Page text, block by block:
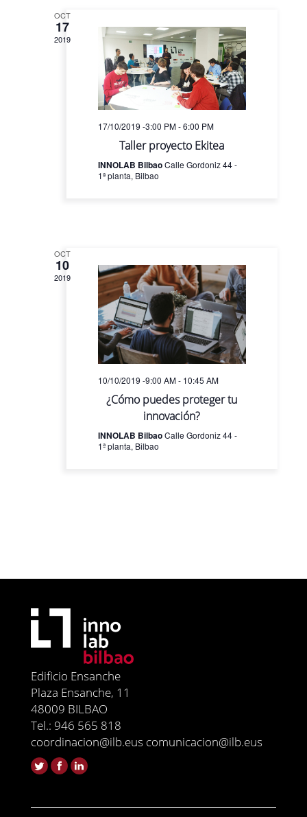
OCT
17
2019
17/10/2019 -3:00 PM-6:00 PM
Taller proyecto Ekitea
INNOLAB BilbaoCalle Gordoniz 44 -
1ª planta, Bilbao
OCT
10
2019
10/10/2019 -9:00 AM- 10:45 AM
¿Cómo puedes proteger tu
innovación?
INNOLAB BilbaoCalle Gordoniz 44 -
1ª planta, Bilbao
Edificio Ensanche
Plaza Ensanche, 11
48009 BILBAO
Tel.: 946 565 818
coordinacion@ilb.eus comunicacion@ilb.eus